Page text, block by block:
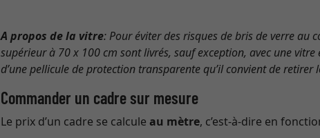
A propos de la vitre: Pour éviter des risques de bris de verre au
supérieur à 70 x 100 cm sont livrés, sauf exception, avec une
d’une pellicule de protection transparente qu’il convient de
Commander un cadre sur mesure
Le prix d’un cadre se calcule au mètre, c’est-à-dire en